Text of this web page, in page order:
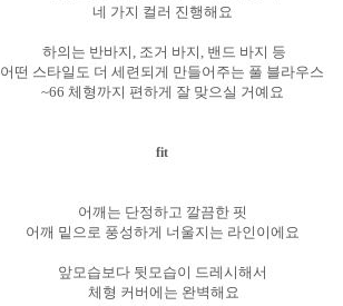
네 가지 컬러 진행해요
하의는 반바지, 조거 바지, 밴드 바지 등
어떤 스타일도 더 세련되게 만들어주는 풀 블라우스
~66 체형까지 편하게 잘 맞으실 거예요
fit
어깨는 단정하고 깔끔한 핏
어깨 밑으로 풍성하게 너울지는 라인이에요
앞모습보다 뒷모습이 드레시해서
체형 커버에는 완벽해요